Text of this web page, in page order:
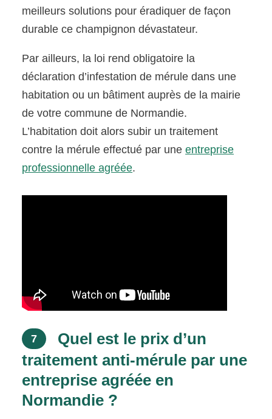
meilleurs solutions pour éradiquer de façon
durable ce champignon dévastateur.
Par ailleurs, la loi rend obligatoire la
déclaration d’infestation de mérule dans une
habitation ou un bâtiment auprès de la mairie
de votre commune de Normandie.
L’habitation doit alors subir un traitement
contre la mérule effectué par uneentreprise
professionnelle agréée.
7
Quel est le prix d’un
traitement anti-mérule par une
entreprise agréée en
Normandie ?